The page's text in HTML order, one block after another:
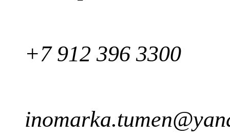
+7 912 396 3300